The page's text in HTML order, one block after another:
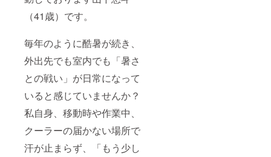
（41歳）です。
毎年のように酷暑が続き、
外出先でも室内でも「暑さ
との戦い」が日常になって
いると感じていませんか？
私自身、移動時や作業中、
クーラーの届かない場所で
汗が止まらず、「もう少し